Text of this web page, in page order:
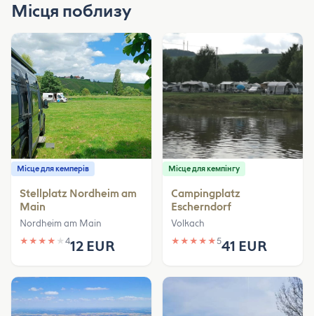
Місця поблизу
Місце для кемперів
Stellplatz Nordheim am
Main
Nordheim am Main
★ ★ ★ ★ ★ 412 EUR
Місце для кемпінгу
Campingplatz
Escherndorf
Volkach
★ ★ ★ ★ ★541 EUR